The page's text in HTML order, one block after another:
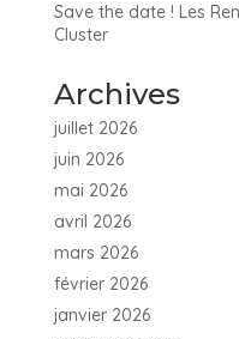
Save the date ! Les
Cluster
Archives
juillet 2026
juin 2026
mai 2026
avril 2026
mars 2026
février 2026
janvier 2026